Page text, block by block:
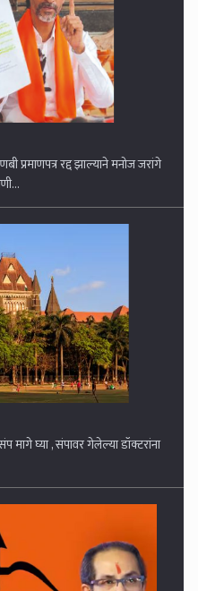
घ्या , संपावर गेलेल्या डॉक्टरांना
गटाचा युक्तिवाद सुरु ....